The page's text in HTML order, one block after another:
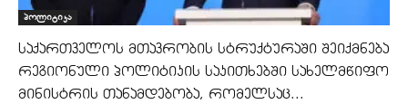
პოლიტიკა
საქართველოს მთავრობის სტრუქტურაში შეიქმნება
რეგიონული პოლიტიკის საკითხებში სახელმწიფო
მინისტრის თანამდებობა, რომელსაც...